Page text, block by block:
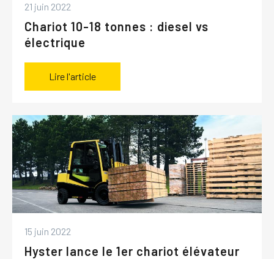
21 juin 2022
Chariot 10-18 tonnes : diesel vs
électrique
Lire l'article
15 juin 2022
Hyster lance le 1er chariot élévateur